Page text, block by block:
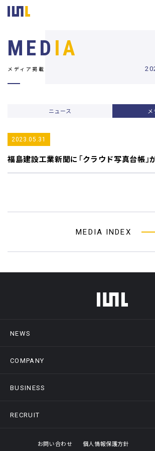
MED IA
メディア掲載
ニュース メ
2023.05.31
福島建設工業新聞に「クラウド写真台帳
MEDIA INDEX
フッターメニュー
NEWS
ニュース
COMPANY
会社概要
オフィスギャラリー
BUSINESS
事業情報トップ
RECRUIT
採用情報トップ
お問い合わせ 個人情報保護方針